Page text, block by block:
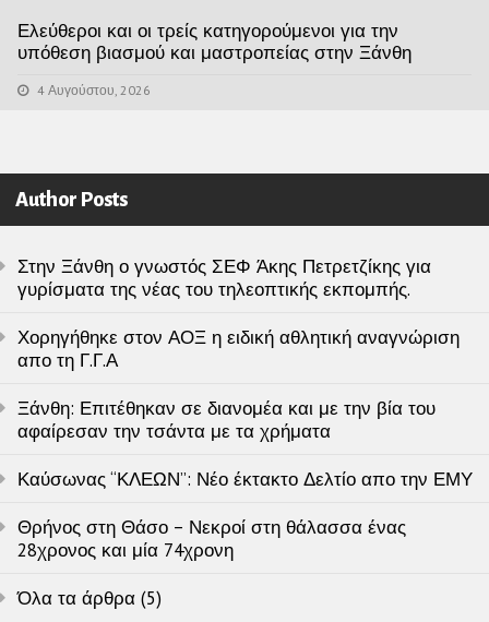
Ελεύθεροι και οι τρείς κατηγορούμενοι για την
υπόθεση βιασμού και μαστροπείας στην Ξάνθη
4 Αυγούστου, 2026
Author Posts
Στην Ξάνθη ο γνωστός ΣΕΦ Άκης Πετρετζίκης για
γυρίσματα της νέας του τηλεοπτικής εκπομπής.
Χορηγήθηκε στον ΑΟΞ η ειδική αθλητική αναγνώριση
απο τη Γ.Γ.Α
Ξάνθη: Επιτέθηκαν σε διανομέα και με την βία του
αφαίρεσαν την τσάντα με τα χρήματα
Καύσωνας “ΚΛΕΩΝ”: Νέο έκτακτο Δελτίο απο την ΕΜΥ
Θρήνος στη Θάσο – Νεκροί στη θάλασσα ένας
28χρονος και μία 74χρονη
Όλα τα άρθρα (5)